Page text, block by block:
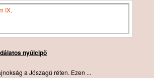
nyúlcipő
a Jószagú réten. Ezen ...